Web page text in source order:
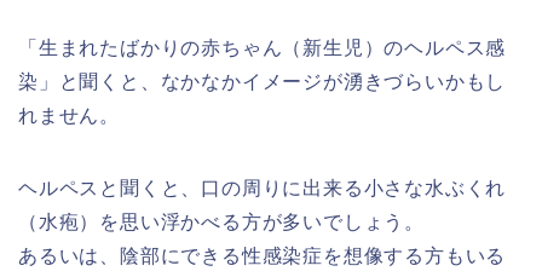
「生まれたばかりの赤ちゃん（新生児）のヘルペス感
染」と聞くと、なかなかイメージが湧きづらいかもし
れません。
ヘルペスと聞くと、口の周りに出来る小さな水ぶくれ
（水疱）を思い浮かべる方が多いでしょう。
あるいは、陰部にできる性感染症を想像する方もいる